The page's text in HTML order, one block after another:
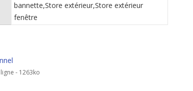
bannette,Store extérieur,Store extérieur
fenêtre
- 1263ko